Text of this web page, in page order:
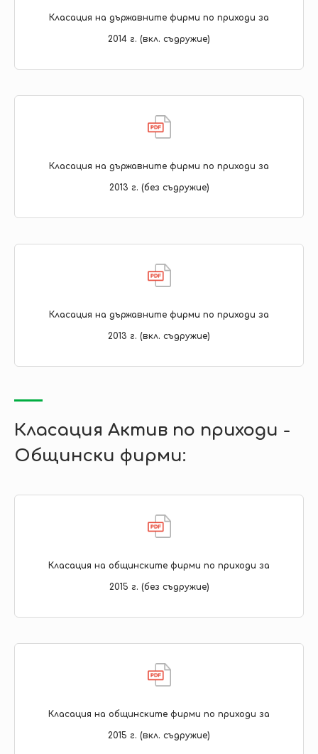
Класация на държавните фирми по приходи за
2014 г. (вкл. съдружие)
Класация на държавните фирми по приходи за
2013 г. (без съдружие)
Класация на държавните фирми по приходи за
2013 г. (вкл. съдружие)
Класация Актив по приходи -
Общински фирми:
Класация на общинските фирми по приходи за
2015 г. (без съдружие)
Класация на общинските фирми по приходи за
2015 г. (вкл. съдружие)